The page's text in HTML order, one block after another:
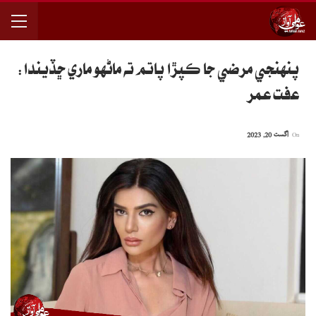
پنهنجي مرضي جا ڪپڙا پاتم ته ماڻهو ماري ڇڏيندا:
عفت عمر
اگست 20, 2023